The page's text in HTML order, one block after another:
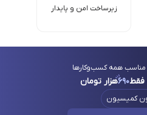
زیرساخت امن‌ و پایدار
مناسب همه کسب‌وکارها
فقط۶۹۰هزار تومان
کمیسیون